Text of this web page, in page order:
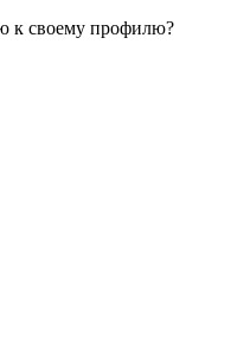
к своему профилю?